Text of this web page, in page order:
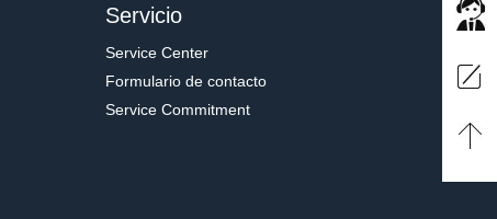
Servicio
Service Center
Formulario de contacto
Service Commitment